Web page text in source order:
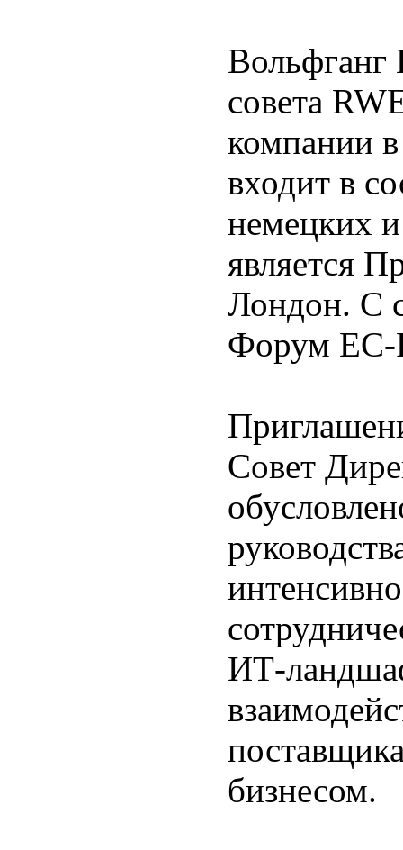
Вольфганг
совета
компании в
входит в
немецких
является
Лондон. С
Форум ЕС-
Совет
ИТ-
бизнесом.